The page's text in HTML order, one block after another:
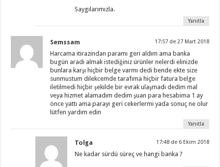
Saygılarımızla.
Yanıtla
Semssam 17:57 de 27 Mart 2018
Harcama itirazindan paramı geri aldım ama banka
bugün aradı almak istediğiniz ürünler nelerdi elinizde
bunlara karşı hiçbir belge varmı dedi bende ekte size
sunmustum dilekcemde tarafıma hiçbir fatura belge
iletilmedi hiçbir şekilde bir evrak ulaşmadı dedim mal
veya hizmet alamadım dedim şuan para hesabima 1 ay
önce yattı ama parayı geri cekerlermi yada sonuç ne olur
lütfen yardım edin
Yanıtla
Tolga 17:48 de 6 Ekim 2018
Ne kadar sürdü süreç ve hangi banka ?